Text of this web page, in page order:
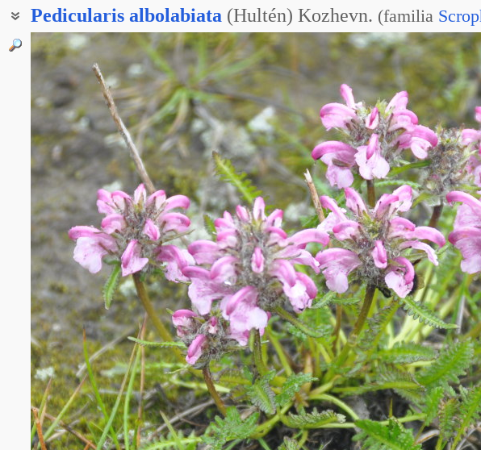
Pedicularis albolabiata (Hultén) Kozhevn. (familia
Мытник судетский белогубый